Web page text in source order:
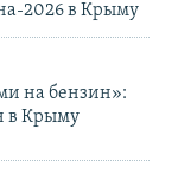
2026 в Крыму
на бензин»:
в Крыму